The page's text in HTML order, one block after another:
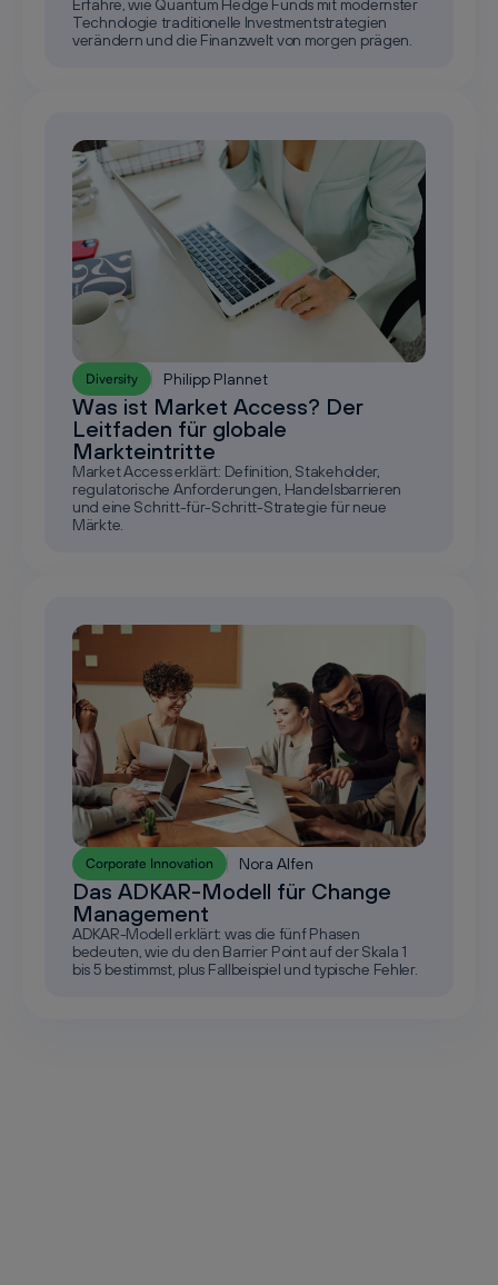
Erfahre, wie Quantum Hedge Funds mit modernster
Technologie traditionelle Investmentstrategien
verändern und die Finanzwelt von morgen prägen.
Diversity Philipp Plannet
Was ist Market Access? Der
Leitfaden für globale
Markteintritte
Market Access erklärt: Definition, Stakeholder,
regulatorische Anforderungen, Handelsbarrieren
und eine Schritt-für-Schritt-Strategie für neue
Märkte.
Corporate Innovation Nora Alfen
Das ADKAR-Modell für Change
Management
ADKAR-Modell erklärt: was die fünf Phasen
bedeuten, wie du den Barrier Point auf der Skala 1
bis 5 bestimmst, plus Fallbeispiel und typische Fehler.